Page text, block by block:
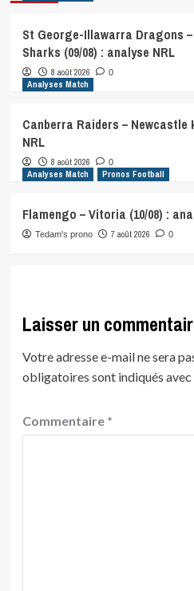
St George-Illawarra Dragons
Sharks (09/08) : analyse NRL
8 août 2026 0
Analyses Match
Canberra Raiders – Newcastle
NRL
8 août 2026 0
Analyses Match Pronos Football
Flamengo – Vitoria (10/08) :
Tedam's prono 7 août 2026 0
Laisser un
Votre adresse e-mail ne sera
obligatoires sont indiqués avec
Commentaire *